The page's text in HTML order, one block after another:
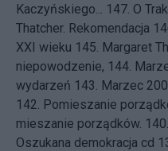
Kaczyńskiego...
147. O
Thatcher. Rekomendacja
XXI wieku 145. Margaret
niepowodzenie, 144.
wydarzeń 143. Marzec
142. Pomieszanie
mieszanie porządków. 140.
Oszukana demokracja cd